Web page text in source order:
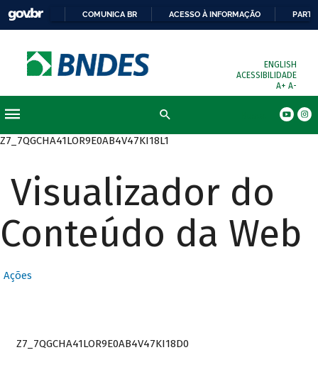
COMUNICA BR ACESSO À INFORMAÇÃO
ENGLISH
ACESSIBILIDADE
A+ A-
Z7_7QGCHA41LOR9E0AB4V47KI18L1
Visualizador do
Conteúdo da Web
Ações
Z7_7QGCHA41LOR9E0AB4V47KI18D0